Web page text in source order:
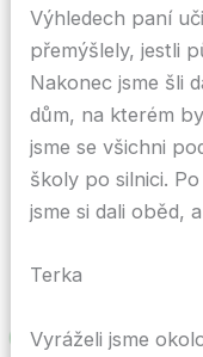
Výhledech paní
přemýšlely, jestli
Nakonec jsme šli
dům, na kterém
jsme se všichni
školy po silnici.
jsme si dali
Terka
Vyráželi jsme